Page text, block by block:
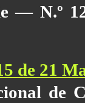
— N.º
de 21
de